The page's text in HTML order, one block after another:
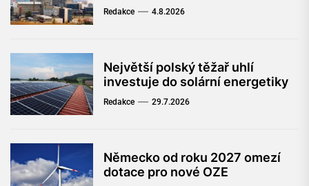
Redakce 4.8.2026
Největší polský těžař uhlí
investuje do solární energetiky
Redakce 29.7.2026
Německo od roku 2027 omezí
dotace pro nové OZE